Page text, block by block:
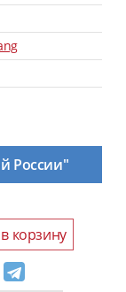
России"
корзину